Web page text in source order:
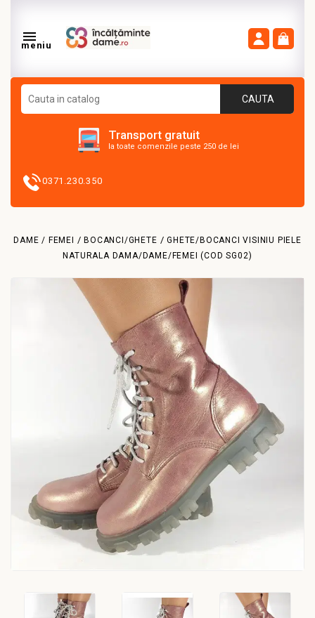

meniu
CAUTA
Transport gratuit
la toate comenzile peste 250 de lei
0371.230.350
DAME / FEMEI BOCANCI/GHETE
GHETE/BOCANCI VISINIU PIELE
NATURALA DAMA/DAME/FEMEI (COD SG02)